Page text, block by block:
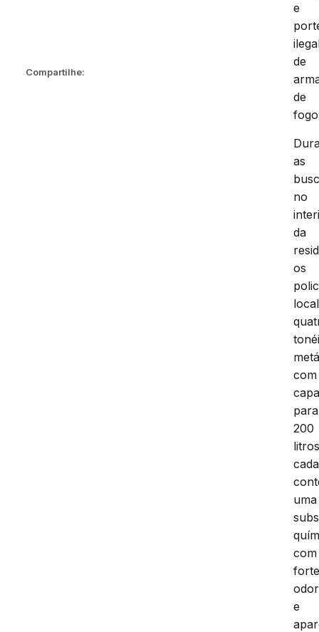
Compartilhe:
e
de
de
as
no
da
os
com
para
200
uma
com
odor
e